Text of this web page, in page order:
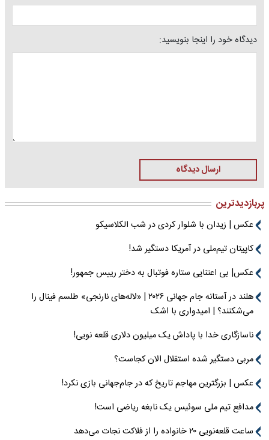
دیدگاه خود را اینجا بنویسید:
ارسال دیدگاه
پربازدیدترین
عکس | زیدان با شلوار کردی در شب الکلاسیکو
کاپیتان تیم‌ملی در آمریکا دستگیر شد!
عکس| بی اعتنایی ستاره فوتبال به دختر رییس جمهور!
هلند در آستانه جام جهانی ۲۰۲۶ | «لاله‌های نارنجی» طلسم فینال را
می‌شکنند؟ | امیدواری با اشک
ناسازگاری خدا با پاداش یک میلیون دلاری قلعه نویی!
مربی دستگیر شده استقلال الان کجاست؟
عکس | بزرگترین مهاجم تاریخ که در جام‌جهانی بازی نکرد!
مدافع تیم ملی سوئیس یک نابغه ریاضی است!
ساعت قلعه‌نویی ۲۰ خانواده را از فلاکت نجات می‌دهد